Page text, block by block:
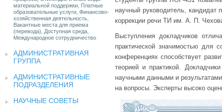
материальной поддержки, Платные
образовательные услуги, Финансово-
хозяйственная деятельность,
Вакантные места для приема
(перевода), Доступная среда,
Международное сотрудничество
АДМИНИСТРАТИВНАЯ
ГРУППА
АДМИНИСТРАТИВНЫЕ
ПОДРАЗДЕЛЕНИЯ
НАУЧНЫЕ СОВЕТЫ
научный руководитель, кандидат
коррекции речи ТИ им. А. П.
Выступления докладчиков
практической значимостью для
конференциях способствует
теорией и практикой.
научными данными и
на вопросы. Эксперты высоко